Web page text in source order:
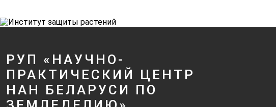
РУП «НАУЧНО-
ПРАКТИЧЕСКИЙ ЦЕНТР
НАН БЕЛАРУСИ ПО